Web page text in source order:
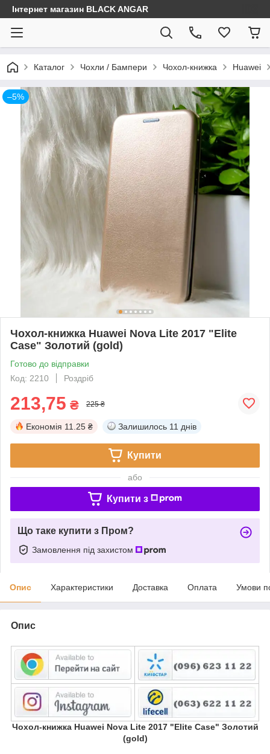
Інтернет магазин BLACK ANGAR
Каталог Чохли / Бампери Чохол-книжка Huawei
–5%
Чохол-книжка Huawei Nova Lite 2017 "Elite
Case" Золотий (gold)
Готово до відправки
Код: 2210
Роздріб
213,75 ₴ 225 ₴
Економія 11.25 ₴ Залишилось 11 днів
Купити
або
Купити з
Що таке купити з Пром?
Замовлення під захистом
Опис Характеристики Доставка Оплата Умови
Опис
Чохол-книжка Huawei Nova Lite 2017 "Elite Case" Золотий
(gold)